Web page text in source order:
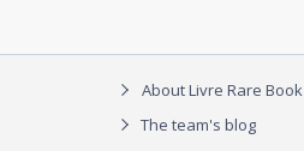
About Livre Rare Book
The team's blog